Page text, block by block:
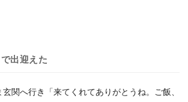
出迎えた
関へ行き「来てくれてありがとうね。ご飯、